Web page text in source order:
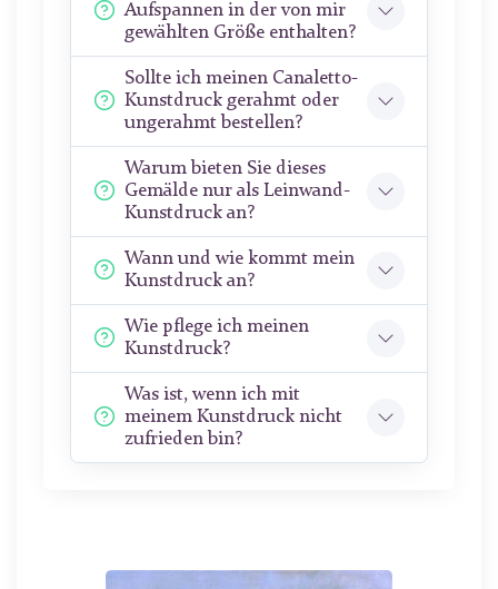
Aufspannen in der von mir
gewählten Größe enthalten?
Sollte ich meinen Canaletto-
Kunstdruck gerahmt oder
ungerahmt bestellen?
Warum bieten Sie dieses
Gemälde nur als Leinwand-
Kunstdruck an?
Wann und wie kommt mein
Kunstdruck an?
Wie pflege ich meinen
Kunstdruck?
Was ist, wenn ich mit
meinem Kunstdruck nicht
zufrieden bin?